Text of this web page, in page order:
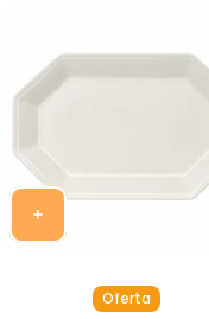
Oferta